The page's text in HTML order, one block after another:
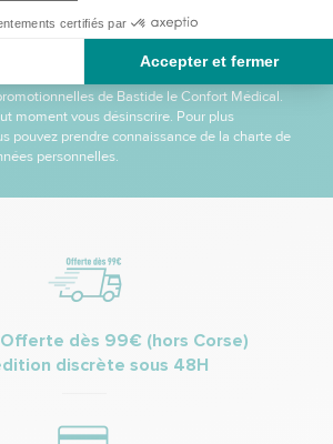
de Bastide le Confort Médical.
moment vous désinscrire. Pour plus
pouvez prendre connaissance de la charte de
personnelles.
dès 99€ (hors Corse)
discrète sous 48H